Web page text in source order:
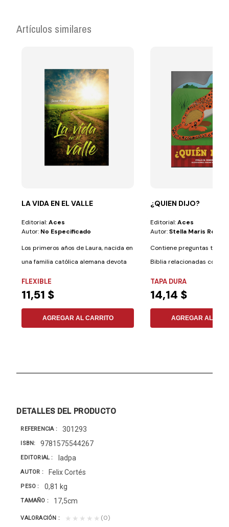
Artículos similares
LA VIDA EN EL VALLE
Editorial:Aces
Autor: No Especificado
Los primeros años de Laura, nacida en
una familia católica alemana devota
FLEXIBLE
11,51 $
AGREGAR AL CARRITO
¿QUIEN DIJO?
Editorial:Aces
Autor:Stella Maris
Contiene preguntas
Biblia relacionadas con
TAPA DURA
14,14 $
AGREGAR AL
DETALLES DEL PRODUCTO
REFERENCIA 301293
ISBN 9781575544267
EDITORIAL Iadpa
AUTOR Felix Cortés
PESO 0,81 kg
TAMAÑO 17,5cm
VALORACIÓN ★★★★★ (0)